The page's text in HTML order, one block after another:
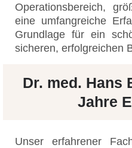
Operationsbereich,
eine umfangreiche
Grundlage für ein
sicheren, erfolgreichen
Dr. med. Hans
Jahre
Unser erfahrener